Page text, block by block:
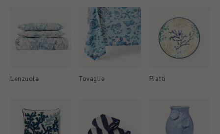
Lenzuola Tovaglie Piatti